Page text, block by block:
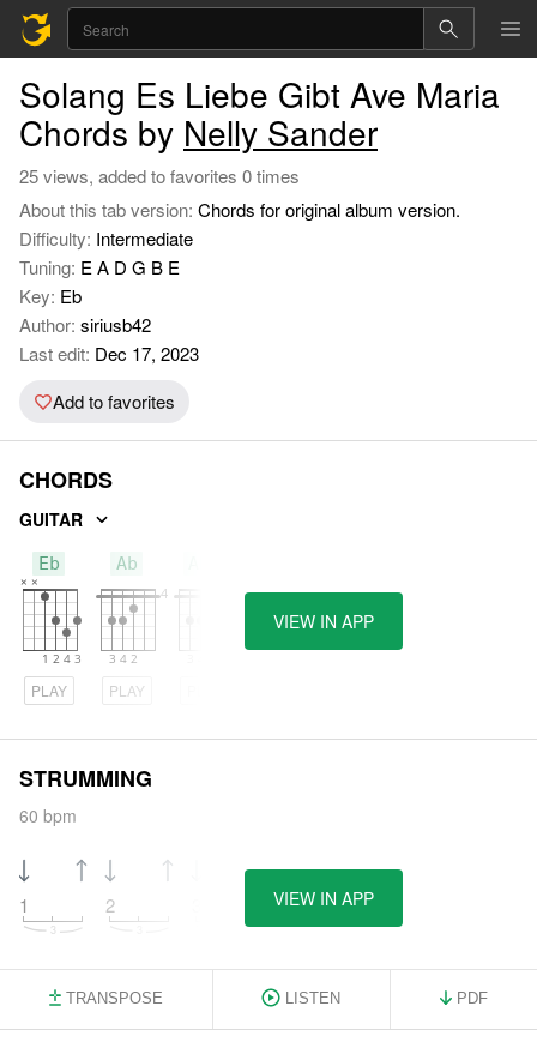
Solang Es Liebe Gibt Ave Maria
Chords by Nelly Sander
25 views, added to favorites 0 times
About this tab version: Chords for original album version.
Difficulty: Intermediate
Tuning: E A D G B E
Key: Eb
Author: siriusb42
Last edit: Dec 17, 2023
Add to favorites
CHORDS
GUITAR
Eb
PLAY
Ab
PLAY
VIEW IN APP
STRUMMING
60 bpm
1 2 4
VIEW IN APP
TRANSPOSE LISTEN PDF